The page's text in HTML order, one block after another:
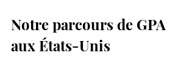
Notre parcours de GPA
aux États-Unis